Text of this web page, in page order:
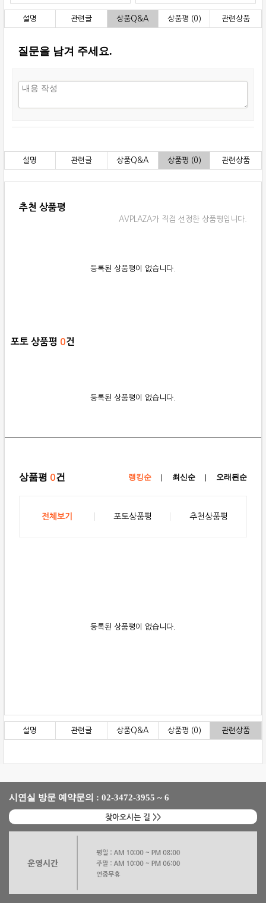
설명 관련글 상품Q&A 상품평 (0) 관련상품
질문을 남겨 주세요.
설명 관련글 상품Q&A 상품평 (0) 관련상품
추천 상품평
AVPLAZA가 직접 선정한 상품평입니다.
등록된 상품평이 없습니다.
포토 상품평 0건
등록된 상품평이 없습니다.
상품평 0건 랭킹순 | 최신순 | 오래된순
전체보기 포토상품평 추천상품평
등록된 상품평이 없습니다.
설명 관련글 상품Q&A 상품평 (0) 관련상품
시연실 방문 예약문의 : 02-3472-3955 ~ 6
찾아오시는 길 >>